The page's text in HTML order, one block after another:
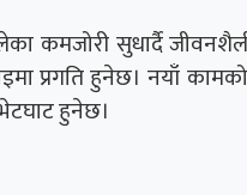
कमजोरी सुधार्दै
प्रगति हुनेछ। नयाँ
हुनेछ।